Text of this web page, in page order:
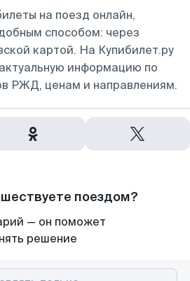
на поезд онлайн,
способом: через
картой. На Купибилет.ру
информацию по
РЖД, ценам и направлениям.
поездом?
— он поможет
решение